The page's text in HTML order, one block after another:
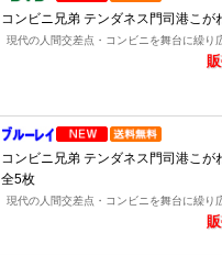
コンビニ兄弟 テンダネス門司港こが
現代の人間交差点・コンビニを舞台に繰り
コンビニ兄弟 テンダネス門司港こが
全5枚
現代の人間交差点・コンビニを舞台に繰り